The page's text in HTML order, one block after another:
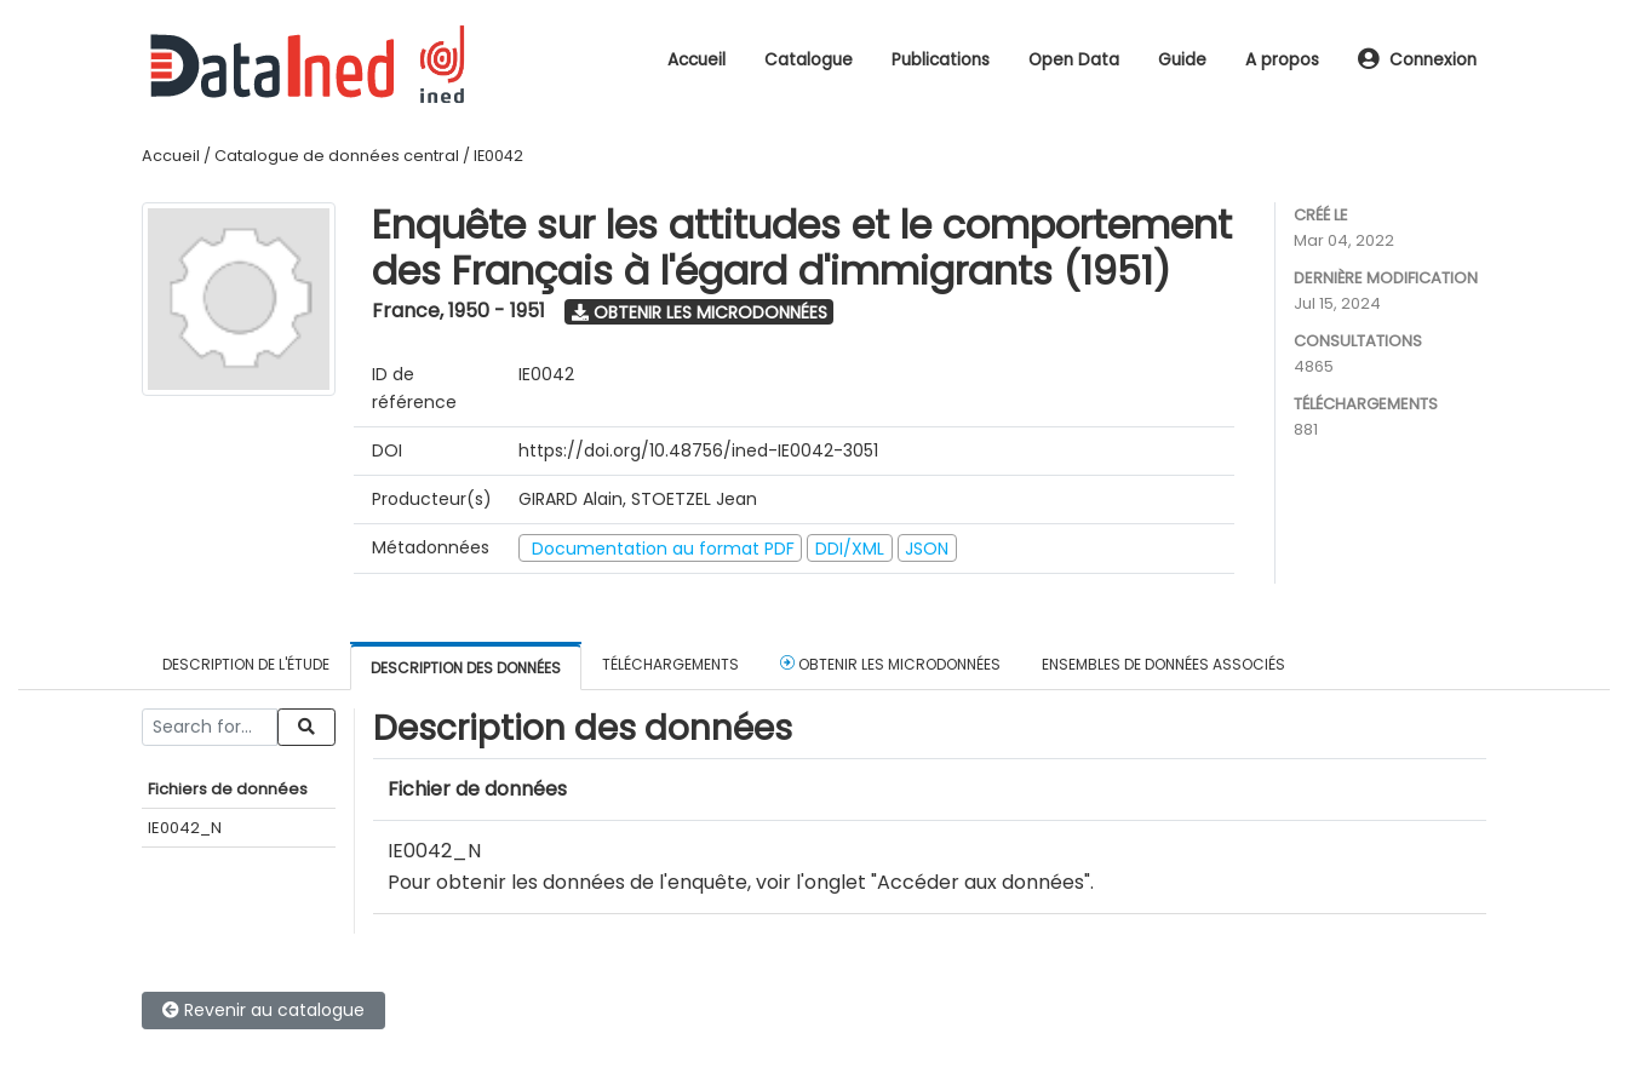
Accueil Catalogue Publications Open Data Guide A propos Connexion
Accueil / Catalogue de données central / IE0042
Enquête sur les attitudes et le comportement
des Français à l'égard d'immigrants (1951)
France,1950 - 1951 OBTENIR LES MICRODONNÉES
ID de
référence
IE0042
DOI
https://doi.org/10.48756/ined-IE0042-3051
Producteur(s)
GIRARD Alain, STOETZEL Jean
Métadonnées
Documentation au format PDF DDI/XML JSON
CRÉÉ LE
Mar 04, 2022
DERNIÈRE MODIFICATION
Jul 15, 2024
CONSULTATIONS
4865
TÉLÉCHARGEMENTS
881
DESCRIPTION DE L'ÉTUDE DESCRIPTION DES DONNÉES TÉLÉCHARGEMENTS OBTENIR LES MICRODONNÉES ENSEMBLES DE DONNÉES ASSOCIÉS
Fichiers de données
IE0042_N
Description des données
Fichier de données
IE0042_N
Pour obtenir les données de l'enquête, voir l'onglet "Accéder aux données".
Revenir au catalogue